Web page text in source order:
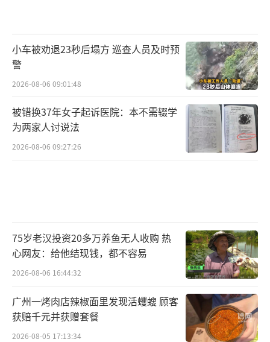
小车被劝退23秒后塌方 巡查人员及时预
警
2026-08-06 09:01:48
被错换37年女子起诉医院：本不需辍学
为两家人讨说法
2026-08-06 09:27:26
75岁老汉投资20多万养鱼无人收购 热
心网友：给他结现钱，都不容易
2026-08-06 16:44:32
广州一烤肉店辣椒面里发现活蠼螋 顾客
获赔千元并获赠套餐
2026-08-05 17:13:34